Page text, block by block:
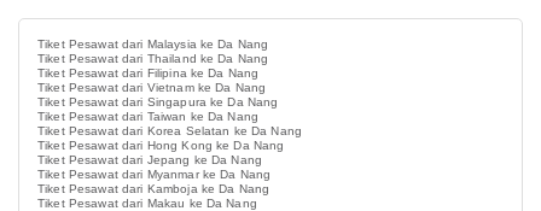
Tiket Pesawat dari Malaysia ke Da Nang
Tiket Pesawat dari Thailand ke Da Nang
Tiket Pesawat dari Filipina ke Da Nang
Tiket Pesawat dari Vietnam ke Da Nang
Tiket Pesawat dari Singapura ke Da Nang
Tiket Pesawat dari Taiwan ke Da Nang
Tiket Pesawat dari Korea Selatan ke Da Nang
Tiket Pesawat dari Hong Kong ke Da Nang
Tiket Pesawat dari Jepang ke Da Nang
Tiket Pesawat dari Myanmar ke Da Nang
Tiket Pesawat dari Kamboja ke Da Nang
Tiket Pesawat dari Makau ke Da Nang